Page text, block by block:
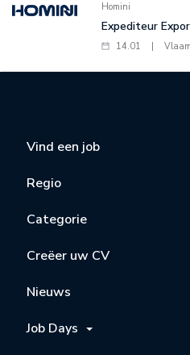
Homini
Expediteur
14.01
Vind een job
Regio
Categorie
Creëer uw CV
Nieuws
Job Days